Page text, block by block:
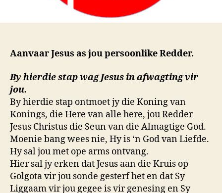
Aanvaar Jesus as jou persoonlike Redder.
By hierdie stap wag Jesus in afwagting vir
jou.
By hierdie stap ontmoet jy die Koning van
Konings, die Here van alle here, jou Redder
Jesus Christus die Seun van die Almagtige God.
Moenie bang wees nie, Hy is ‘n God van Liefde.
Hy sal jou met ope arms ontvang.
Hier sal jy erken dat Jesus aan die Kruis op
Golgota vir jou sonde gesterf het en dat Sy
Liggaam vir jou gegee is vir genesing en Sy